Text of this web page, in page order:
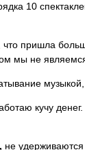
10
пришла
мы не
кучу
не